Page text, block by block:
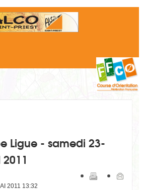
Ligue - samedi 23-
2011 13:32